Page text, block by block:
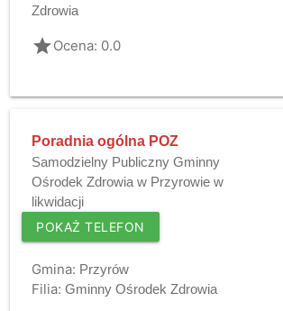
Zdrowia
gradeOcena: 0.0
Poradnia ogólna POZ
Samodzielny Publiczny Gminny
Ośrodek Zdrowia w Przyrowie w
likwidacji
POKAŻ TELEFON
Gmina: Przyrów
Filia: Gminny Ośrodek Zdrowia